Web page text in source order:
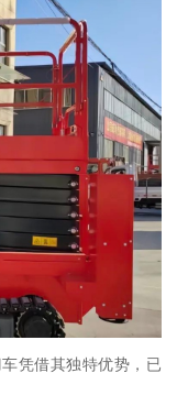
凭借其独特优势，已